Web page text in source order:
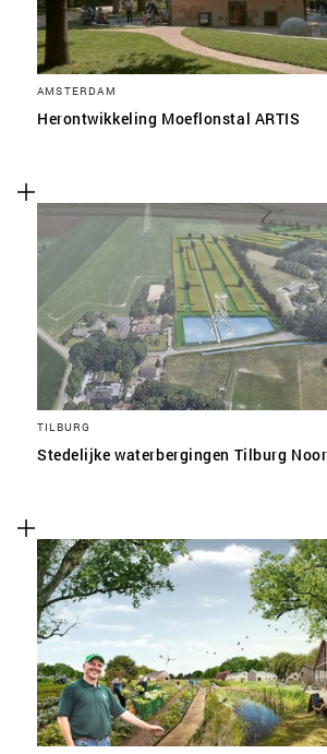
AMSTERDAM
Herontwikkeling Moeflonstal ARTIS
TILBURG
Stedelijke waterbergingen Tilburg